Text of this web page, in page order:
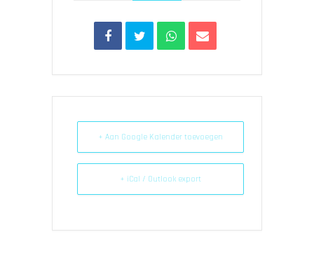
+ Aan Google Kalender toevoegen
+ iCal / Outlook export